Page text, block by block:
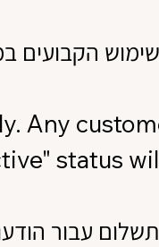
הקבועים
Any
status
עבור